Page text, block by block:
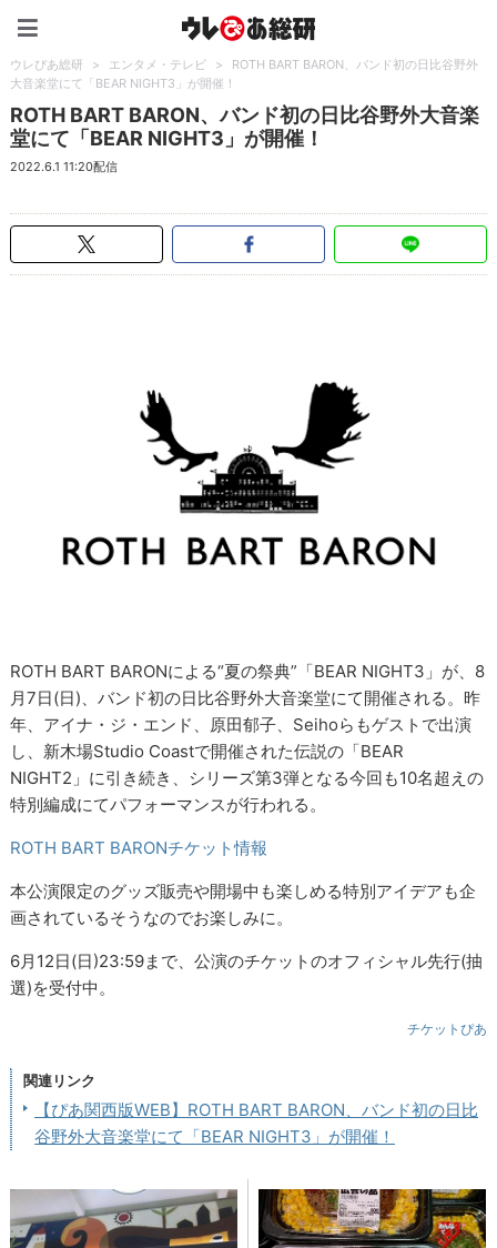
ウレぴあ総研 > エンタメ・テレビ >
ROTH BART BARON、バンド初の日比谷野外
大音楽堂にて「BEAR NIGHT3」が開催！
ROTH BART BARON、バンド初の日比谷野外大音楽
堂にて「BEAR NIGHT3」が開催！
2022.6.1 11:20配信
ROTH BART BARONによる“夏の祭典”「BEAR NIGHT3」が、8
月7日(日)、バンド初の日比谷野外大音楽堂にて開催される。昨
年、アイナ・ジ・エンド、原田郁子、Seihoらもゲストで出演
し、新木場Studio Coastで開催された伝説の「BEAR
NIGHT2」に引き続き、シリーズ第3弾となる今回も10名超えの
特別編成にてパフォーマンスが行われる。
ROTH BART BARONチケット情報
本公演限定のグッズ販売や開場中も楽しめる特別アイデアも企
画されているそうなのでお楽しみに。
6月12日(日)23:59まで、公演のチケットのオフィシャル先行(抽
選)を受付中。
チケットぴあ
関連リンク
【ぴあ関西版WEB】ROTH BART BARON、バンド初の日比
谷野外大音楽堂にて「BEAR NIGHT3」が開催！